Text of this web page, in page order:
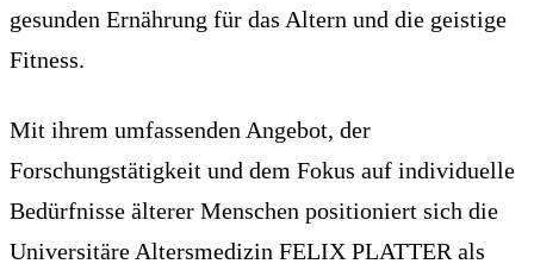
gesunden Ernährung für das Altern und die geistige
Fitness.
Mit ihrem umfassenden Angebot, der
Forschungstätigkeit und dem Fokus auf individuelle
Bedürfnisse älterer Menschen positioniert sich die
Universitäre Altersmedizin FELIX PLATTER als